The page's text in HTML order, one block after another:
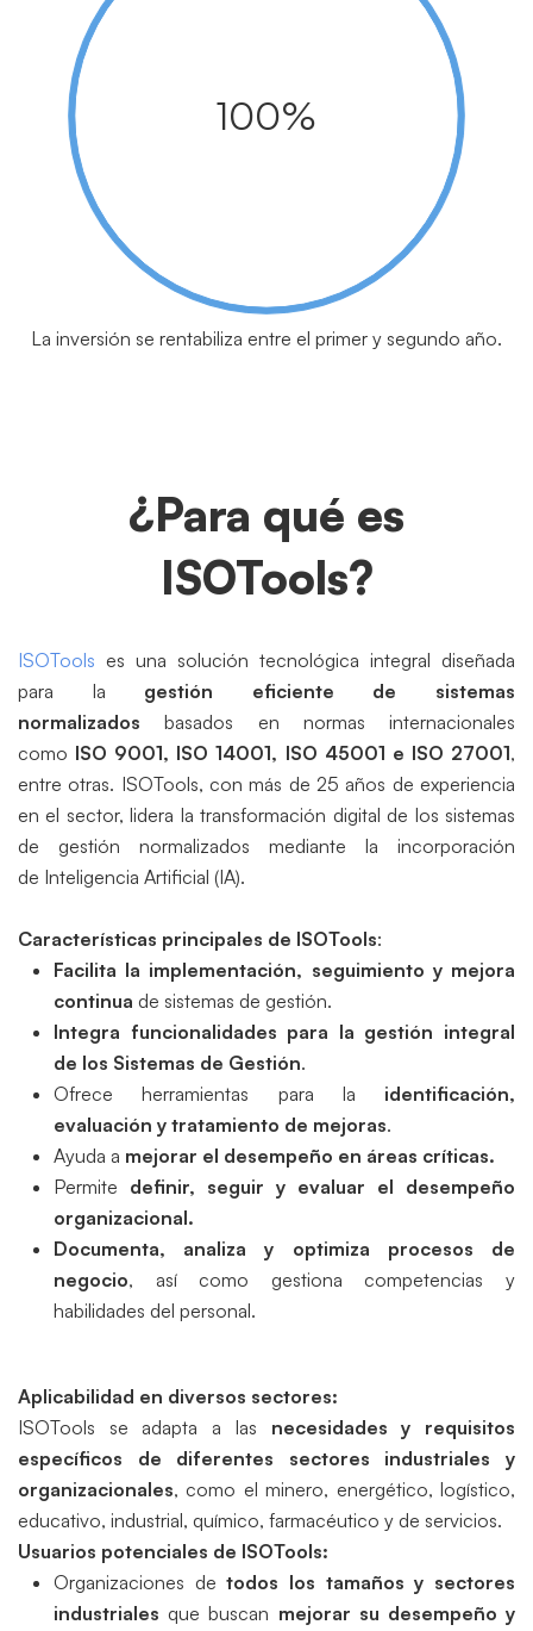
100%
La inversión se rentabiliza entre el primer y segundo año.
¿Para qué es
ISOTools?
ISOTools es una solución tecnológica integral diseñada
para la gestión eficiente de sistemas
normalizados basados en normas internacionales
como ISO 9001, ISO 14001, ISO 45001 e ISO 27001,
entre otras. ISOTools, con más de 25 años de experiencia
en el sector, lidera la transformación digital de los sistemas
de gestión normalizados mediante la incorporación
de Inteligencia Artificial (IA).
Características principales de ISOTools:
Facilita la implementación, seguimiento y mejora
continua de sistemas de gestión.
Integra funcionalidades para la gestión integral
de los Sistemas de Gestión.
Ofrece herramientas para la identificación,
evaluación y tratamiento de mejoras.
Ayuda a mejorar el desempeño en áreas críticas.
Permite definir, seguir y evaluar el desempeño
organizacional.
Documenta, analiza y optimiza procesos de
negocio, así como gestiona competencias y
habilidades del personal.
Aplicabilidad en diversos sectores:
ISOTools se adapta a las necesidades y requisitos
específicos de diferentes sectores industriales y
organizacionales, como el minero, energético, logístico,
educativo, industrial, químico, farmacéutico y de servicios.
Usuarios potenciales de ISOTools:
Organizaciones detodos los tamaños y sectores
industriales que buscan mejorar su desempeño y